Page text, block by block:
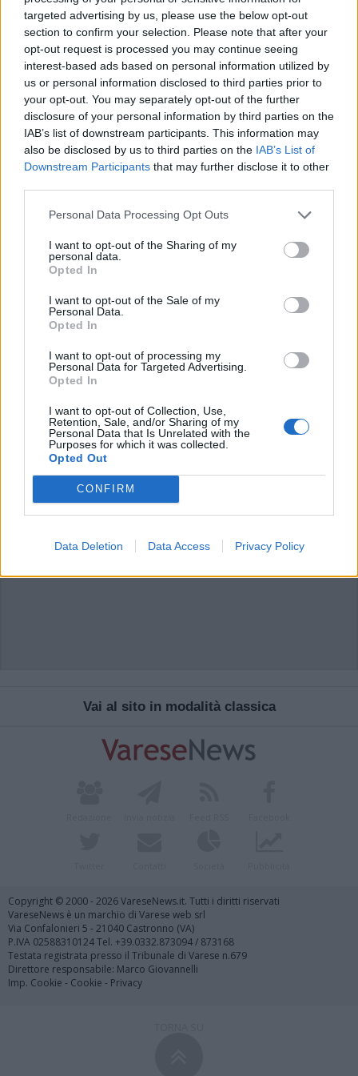
targeted advertising by us, please use the below opt-out
section to confirm your selection. Please note that after your
opt-out request is processed you may continue seeing
interest-based ads based on personal information utilized by
us or personal information disclosed to third parties prior to
your opt-out. You may separately opt-out of the further
disclosure of your personal information by third parties on the
IAB’s list of downstream participants. This information may
also be disclosed by us to third parties on the IAB’s List of
Downstream Participants that may further disclose it to other
Personal Data Processing Opt Outs
I want to opt-out of the Sharing of my
personal data.
Opted In
I want to opt-out of the Sale of my
Personal Data.
Opted In
I want to opt-out of processing my
Personal Data for Targeted Advertising.
Opted In
I want to opt-out of Collection, Use,
Retention, Sale, and/or Sharing of my
Personal Data that Is Unrelated with the
Purposes for which it was collected.
Opted Out
CONFIRM
Data Deletion Data Access Privacy Policy
ADV
Commenti
Accedioregistratiper commentare questo
commento esprime il pensiero dell'autore e non rappresenta la linea editoriale
di VareseNews.it, che rimane autonoma e indipendente. I messaggi inclusi nei
commenti non sono testi giornalistici, ma post inviati dai singoli lettori che
possono essere automaticamente pubblicati senza filtro preventivo. I commenti
Vai al sito in modalità classica
Copyright © 2000 - 2026 VareseNews.it. Tutti i diritti riservati
VareseNews è un marchio di Varese web srl
Via Confalonieri 5 - 21040 Castronno (VA)
P.IVA 02588310124 Tel. +39.0332.873094 / 873168
Testata registrata presso il Tribunale di Varese n.679
Direttore responsabile: Marco Giovannelli
Imp. Cookie - Cookie - Privacy